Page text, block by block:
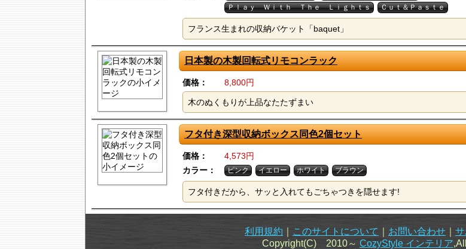
Ｐｌａｙ Ｗｉｔｈ Ｔｈｅ Ｌｉｇｈｔｓ
Ｃｕｔ＆Ｐａｓｔｅ
フランス生まれの収納バケット「baquet」
日本製の木製回転式リモコンラック
価格： 8,800円
木のぬくもりが上品なたたずまい
フタ付き深型収納ボックス同色2個セット
価格：
4,573円
カラー：
ピンク イエロー ホワイト ブラウン
フタ付きだから、サッと入れてもごちゃつきを隠せます!
利用規約 このサイトについて お問い合わせ
Copyright(C) 2010～ CozyStyle インテリア